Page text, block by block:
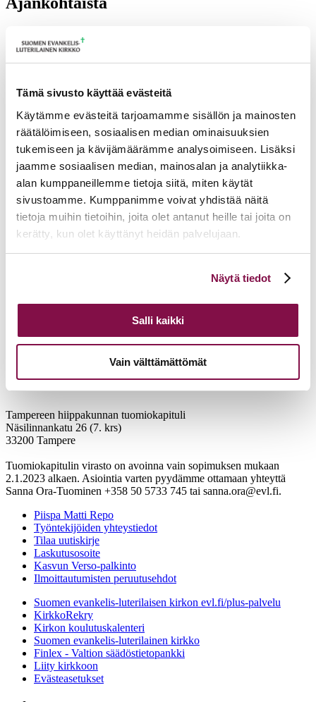
Tämä sivusto käyttää evästeitä
Käytämme evästeitä tarjoamamme sisällön ja mainosten
räätälöimiseen, sosiaalisen median ominaisuuksien
tukemiseen ja kävijämäärämme analysoimiseen. Lisäksi
jaamme sosiaalisen median, mainosalan ja analytiikka-
alan kumppaneillemme tietoja siitä, miten käytät
sivustoamme. Kumppanimme voivat yhdistää näitä
tietoja muihin tietoihin, joita olet antanut heille tai joita on
kerätty, kun olet käyttänyt heidän palvelujaan.
linkistä.
Näytä tiedot
Salli kaikki
Vain välttämättömät
Namibian kirkon varainkeruukampanja
Tampereen hiippakunnan tuomiokapituli
Näsilinnankatu 26 (7. krs)
33200 Tampere
Tuomiokapitulin virasto on avoinna vain sopimuksen mukaan
2.1.2023 alkaen. Asiointia varten pyydämme ottamaan yhteyttä
Sanna Ora-Tuominen +358 50 5733 745 tai sanna.ora@evl.fi.
Piispa Matti Repo
Työntekijöiden yhteystiedot
Tilaa uutiskirje
Laskutusosoite
Kasvun Verso-palkinto
Ilmoittautumisten peruutusehdot
Suomen evankelis-luterilaisen kirkon evl.fi/plus-palvelu
KirkkoRekry
Kirkon koulutuskalenteri
Suomen evankelis-luterilainen kirkko
Finlex - Valtion säädöstietopankki
Liity kirkkoon
Evästeasetukset